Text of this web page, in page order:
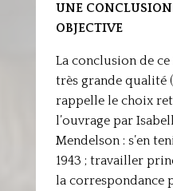
UNE
OBJECTIVE
La conclusion de
très grande qualité
rappelle le choix
l’ouvrage par
Mendelson : s’en
1943 ; travailler
la correspondance